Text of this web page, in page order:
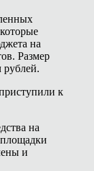
на
Размер
рублей.
к
на
площадки
и